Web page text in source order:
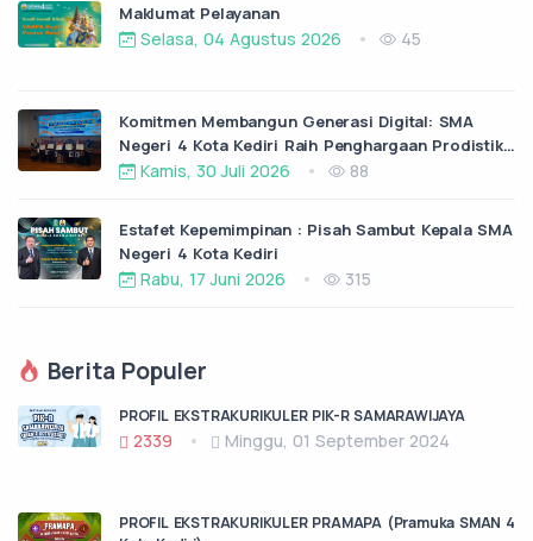
Maklumat Pelayanan
Selasa, 04 Agustus 2026 45
Komitmen Membangun Generasi Digital: SMA
Negeri 4 Kota Kediri Raih Penghargaan Prodistik
dari ITS Surabaya
Kamis, 30 Juli 2026 88
Estafet Kepemimpinan : Pisah Sambut Kepala SMA
Negeri 4 Kota Kediri
Rabu, 17 Juni 2026 315
Berita Populer
PROFIL EKSTRAKURIKULER PIK-R SAMARAWIJAYA
2339 Minggu, 01 September 2024
PROFIL EKSTRAKURIKULER PRAMAPA (Pramuka SMAN 4